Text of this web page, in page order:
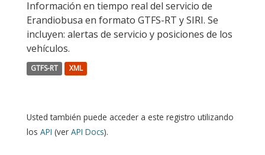
Información en tiempo real del servicio de
Erandiobusa en formato GTFS-RT y SIRI. Se
incluyen: alertas de servicio y posiciones de los
vehículos.
GTFS-RT XML
Usted también puede acceder a este registro utilizando
los API (ver API Docs).